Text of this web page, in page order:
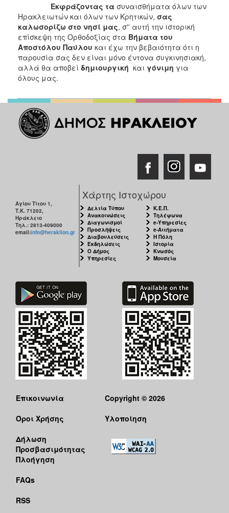
Εκφράζοντας τα συναισθήματα όλων των
Ηρακλειωτών και όλων των Κρητικών, σας
καλωσορίζω στο νησί μας, σ'' αυτή την ιστορική
επίσκεψη της Ορθοδοξίας στα Βήματα του
Αποστόλου Παύλου και έχω την βεβαιότητα ότι η
παρουσία σας δεν είναι μόνο έντονα συγκινησιακή,
αλλά θα αποβεί δημιουργική και γόνιμη για
όλους μας.
Αγίου Τίτου 1,
Τ.Κ. 71202,
Ηράκλειο
Τηλ.: 2813-409000
email:info@heraklion.gr
Χάρτης Ιστοχώρου
Δελτία Τύπου
Ανακοινώσεις
Διαγωνισμοί
Προσλήψεις
Διαβουλεύσεις
Εκδηλώσεις
Ο Δήμος
Υπηρεσίες
Κ.Ε.Π.
Τηλέφωνα
e-Υπηρεσίες
e-Αιτήματα
Η Πόλη
Ιστορία
Κνωσός
Μουσεία
Επικοινωνία
Όροι Χρήσης
Δήλωση
Προσβασιμότητας
Πλοήγηση
FAQs
RSS
Copyright © 2026
Υλοποίηση